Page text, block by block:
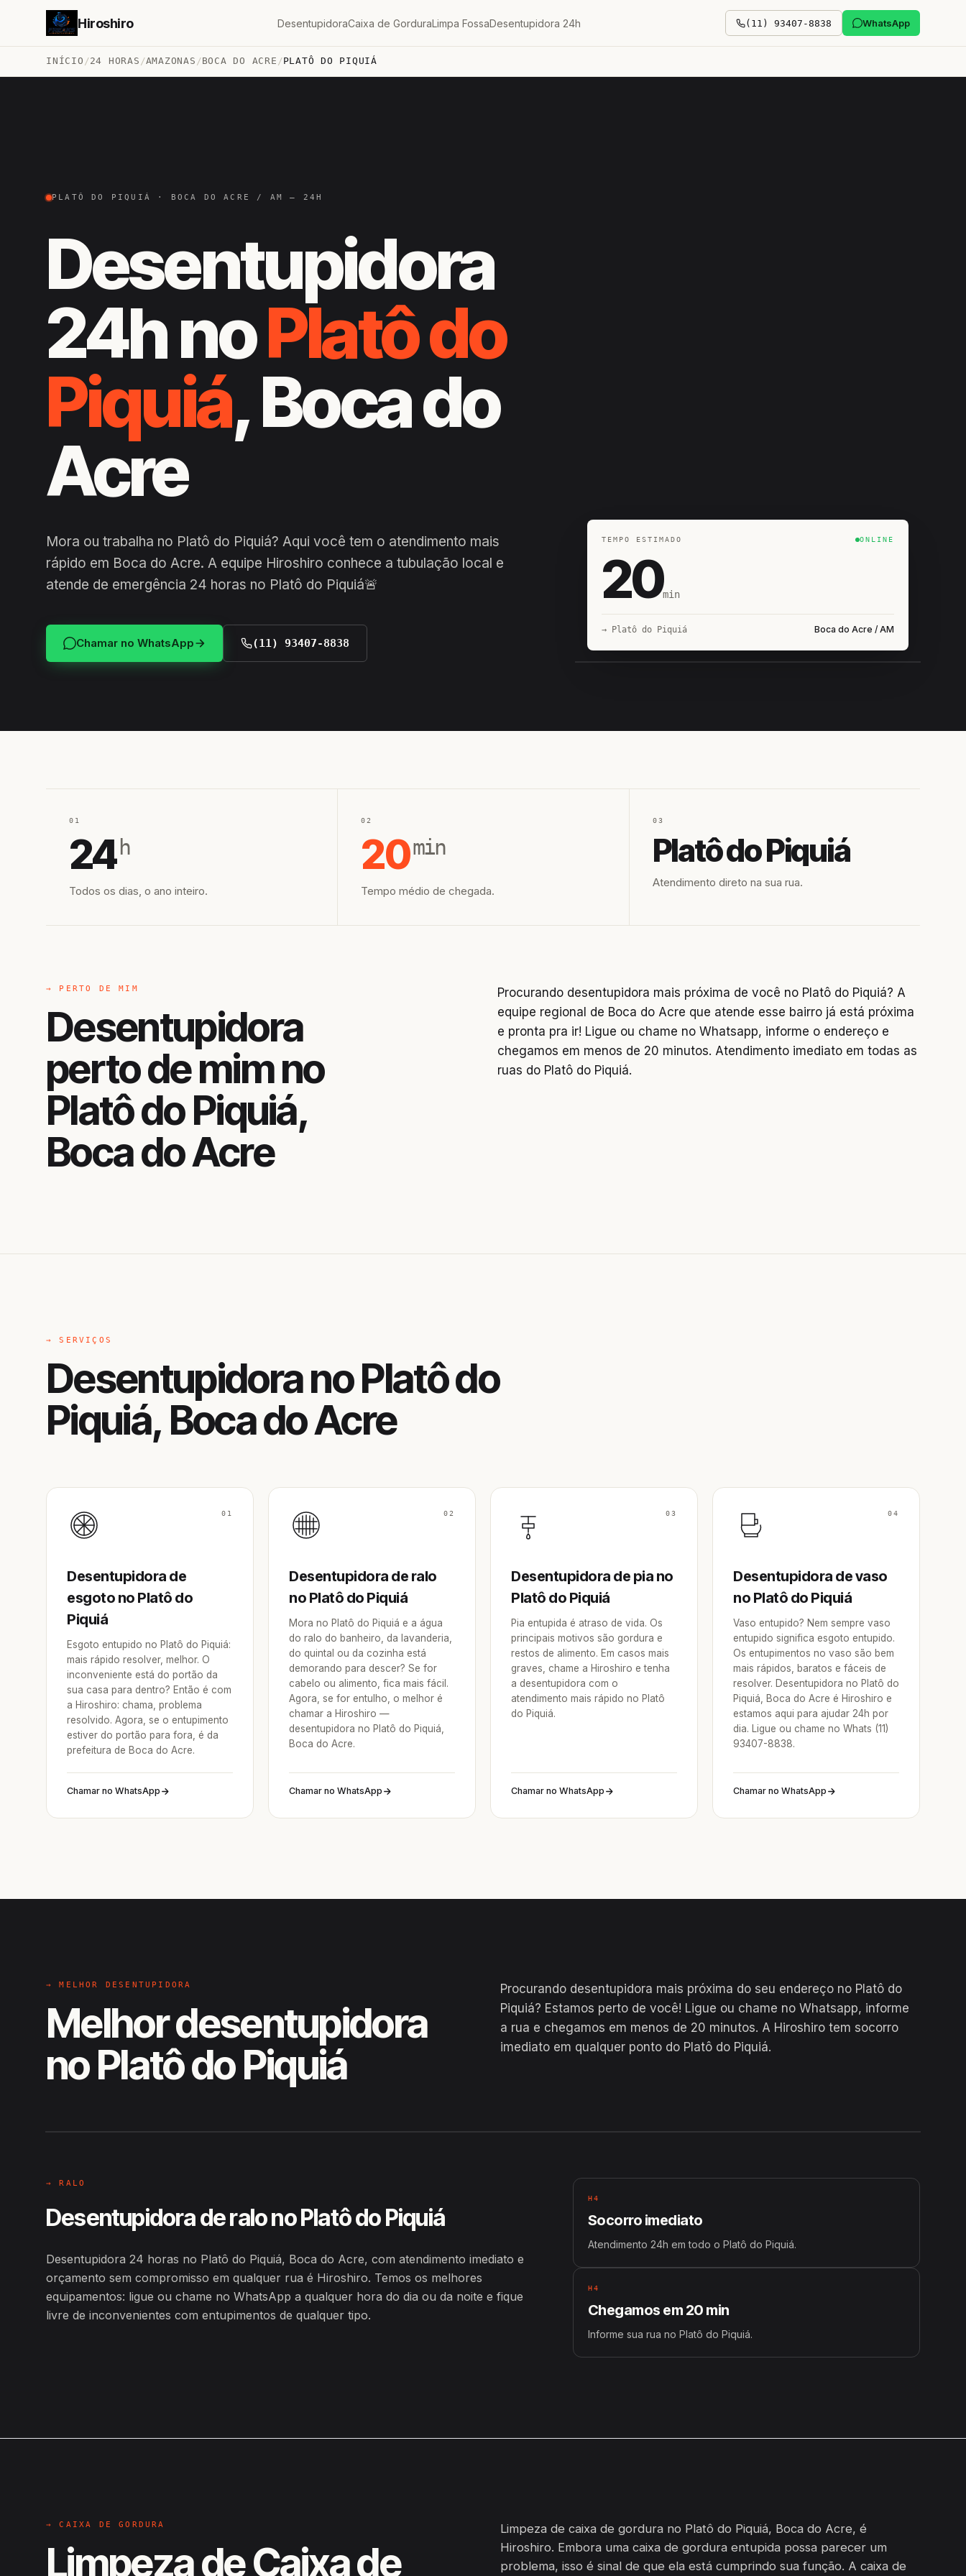
Hiroshiro DesentupidoraCaixa de GorduraLimpa FossaDesentupidora 24h (11) 93407-8838 WhatsApp
INÍCIO /24 HORAS /AMAZONAS /BOCA DO ACRE /PLATÔ DO PIQUIÁ
PLATÔ DO PIQUIÁ · BOCA DO ACRE / AM — 24H
Desentupidora
24h noPlatô do
Piquiá, Boca do
Acre
Mora ou trabalha no Platô do Piquiá? Aqui você tem o atendimento mais
rápido em Boca do Acre. A equipe Hiroshiro conhece a tubulação local e
atende de emergência 24 horas no Platô do Piquiá🚨
Chamar no WhatsApp (11) 93407-8838
TEMPO ESTIMADO ONLINE
20min
→ Platô do Piquiá Boca do Acre / AM
01
24 h
Todos os dias, o ano inteiro.
02
20min
Tempo médio de chegada.
03
Platô do Piquiá
Atendimento direto na sua rua.
→ PERTO DE MIM
Desentupidora
perto de mim no
Platô do Piquiá,
Boca do Acre
Procurando desentupidora mais próxima de você no Platô do Piquiá? A
equipe regional de Boca do Acre que atende esse bairro já está próxima
e pronta pra ir! Ligue ou chame no Whatsapp, informe o endereço e
chegamos em menos de 20 minutos. Atendimento imediato em todas as
ruas do Platô do Piquiá.
→ SERVIÇOS
Desentupidora no Platô do
Piquiá, Boca do Acre
01
Desentupidora de
esgoto no Platô do
Piquiá
Esgoto entupido no Platô do Piquiá:
mais rápido resolver, melhor. O
inconveniente está do portão da
sua casa para dentro? Então é com
a Hiroshiro: chama, problema
resolvido. Agora, se o entupimento
estiver do portão para fora, é da
prefeitura de Boca do Acre.
Chamar no WhatsApp
02
Desentupidora de ralo
no Platô do Piquiá
Mora no Platô do Piquiá e a água
do ralo do banheiro, da lavanderia,
do quintal ou da cozinha está
demorando para descer? Se for
cabelo ou alimento, fica mais fácil.
Agora, se for entulho, o melhor é
chamar a Hiroshiro —
desentupidora no Platô do Piquiá,
Boca do Acre.
Chamar no WhatsApp
03
Desentupidora de pia no
Platô do Piquiá
Pia entupida é atraso de vida. Os
principais motivos são gordura e
restos de alimento. Em casos mais
graves, chame a Hiroshiro e tenha
a desentupidora com o
atendimento mais rápido no Platô
do Piquiá.
Chamar no WhatsApp
04
Desentupidora de vaso
no Platô do Piquiá
Vaso entupido? Nem sempre vaso
entupido significa esgoto entupido.
Os entupimentos no vaso são bem
mais rápidos, baratos e fáceis de
resolver. Desentupidora no Platô do
Piquiá, Boca do Acre é Hiroshiro e
estamos aqui para ajudar 24h por
dia. Ligue ou chame no Whats (11)
93407-8838.
Chamar no WhatsApp
→ MELHOR DESENTUPIDORA
Melhor desentupidora
no Platô do Piquiá
Procurando desentupidora mais próxima do seu endereço no Platô do
Piquiá? Estamos perto de você! Ligue ou chame no Whatsapp, informe
a rua e chegamos em menos de 20 minutos. A Hiroshiro tem socorro
imediato em qualquer ponto do Platô do Piquiá.
EM CAMPO
→ RALO
Desentupidora de ralo no Platô do Piquiá
Desentupidora 24 horas no Platô do Piquiá, Boca do Acre, com atendimento imediato e
orçamento sem compromisso em qualquer rua é Hiroshiro. Temos os melhores
equipamentos: ligue ou chame no WhatsApp a qualquer hora do dia ou da noite e fique
livre de inconvenientes com entupimentos de qualquer tipo.
H4
Socorro imediato
Atendimento 24h em todo o Platô do Piquiá.
H4
Chegamos em 20 min
Informe sua rua no Platô do Piquiá.
→ CAIXA DE GORDURA
Limpeza de Caixa de
Limpeza de caixa de gordura no Platô do Piquiá, Boca do Acre, é
Hiroshiro. Embora uma caixa de gordura entupida possa parecer um
problema, isso é sinal de que ela está cumprindo sua função. A caixa de